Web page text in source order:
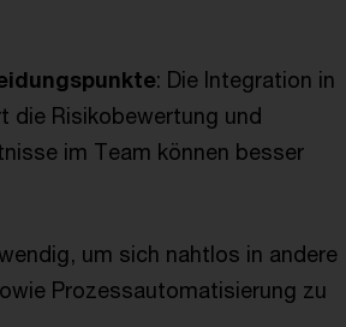
: Die Integration in
die Risikobewertung und
im Team können besser
um sich nahtlos in andere
Prozessautomatisierung zu